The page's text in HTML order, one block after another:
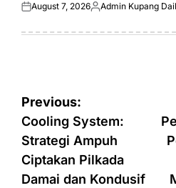
Posted
August 7, 2026Posted
Admin Kupang
Post
navigation
Previous:
Cooling System:
Strategi Ampuh
Ciptakan Pilkada
Damai dan Kondusif